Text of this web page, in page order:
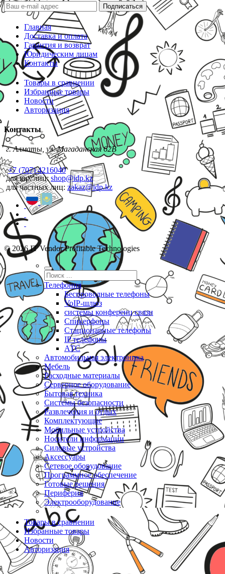
Подписаться
Главная
Доставка и оплата
Гарантия и возврат
Юридическим лицам
Контакты
Товары в сравнении
Избранные товары
Новости
Авторизация
Контакты
г. Алматы, ул. Магаданская 62В
+7 (707) 4216040
для юр. лиц:shop@idp.kz
для частных лиц: zakaz@idp.kz
© 2026 IT Vendor Profitable Technologies
Телефония
Беспроводные телефоны
VoIP-шлюз
системы конференц связи
Спикерфоны
Стационарные телефоны
IP телефоны
АТС
Автомобильная электроника
Мебель
Расходные материалы
Серверное оборудование
Бытовая техника
Системы безопасности
Развлечения и отдых
Комплектующие
Мобильные устройства
Носители информации
Силовые устройства
Аксессуары
Сетевое оборудование
Программное обеспечение
Готовые решения
Периферия
Электрооборудование
Товары в сравнении
Избранные товары
Новости
Авторизация